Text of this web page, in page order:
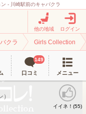
- 川崎駅前のキャバクラ
他の地域 ログイン
クラ Girls Collection
口コミ
149
メニュー
イイネ！(55)